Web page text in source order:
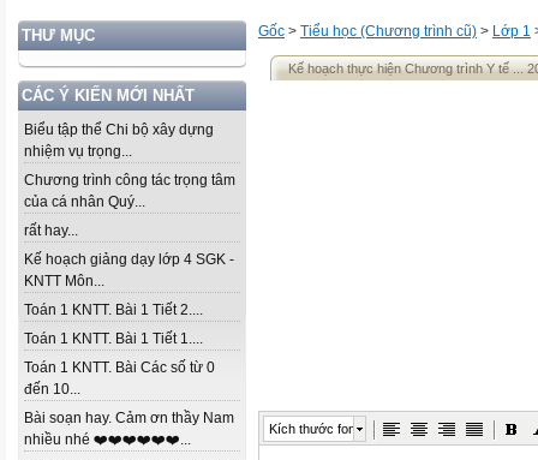
THƯ MỤC
CÁC Ý KIẾN MỚI NHẤT
Biểu tập thể Chi bộ xây dựng
nhiệm vụ trọng...
Chương trình công tác trọng tâm
của cá nhân Quý...
rất hay...
Kế hoạch giảng dạy lớp 4 SGK -
KNTT Môn...
Toán 1 KNTT. Bài 1 Tiết 2....
Toán 1 KNTT. Bài 1 Tiết 1....
Toán 1 KNTT. Bài Các số từ 0
đến 10...
Bài soạn hay. Cảm ơn thầy Nam
nhiều nhé ❤️❤️❤️❤️❤️❤️...
Gốc > Tiểu học (Chương trình cũ) > Lớp 1
Kế hoạch thực hiện Chương trình Y tế ...
Kích thước font